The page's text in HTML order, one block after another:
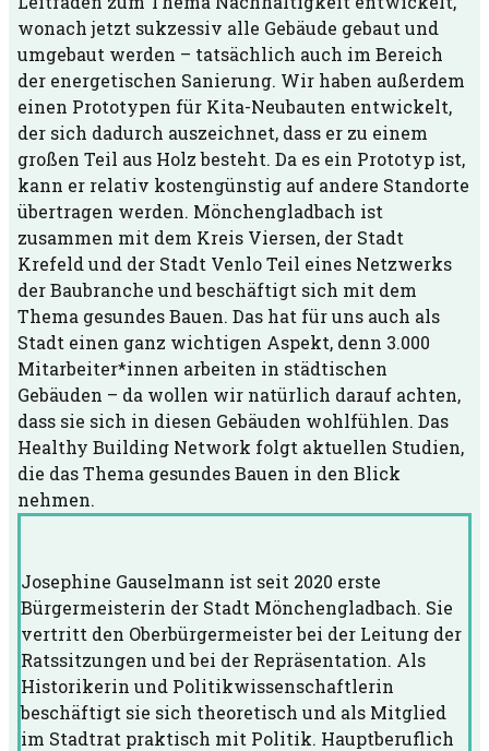
wonach jetzt sukzessiv alle Gebäude gebaut und
umgebaut werden – tatsächlich auch im Bereich
der energetischen Sanierung. Wir haben außerdem
einen Prototypen für Kita-Neubauten entwickelt,
der sich dadurch auszeichnet, dass er zu einem
großen Teil aus Holz besteht. Da es ein Prototyp ist,
kann er relativ kostengünstig auf andere Standorte
übertragen werden. Mönchengladbach ist
zusammen mit dem Kreis Viersen, der Stadt
Krefeld und der Stadt Venlo Teil eines Netzwerks
der Baubranche und beschäftigt sich mit dem
Thema gesundes Bauen. Das hat für uns auch als
Stadt einen ganz wichtigen Aspekt, denn 3.000
Mitarbeiter*innen arbeiten in städtischen
Gebäuden – da wollen wir natürlich darauf achten,
dass sie sich in diesen Gebäuden wohlfühlen. Das
Healthy Building Network folgt aktuellen Studien,
die das Thema gesundes Bauen in den Blick
nehmen.
Josephine Gauselmann ist seit 2020 erste
Bürgermeisterin der Stadt Mönchengladbach. Sie
vertritt den Oberbürgermeister bei der Leitung der
Ratssitzungen und bei der Repräsentation. Als
Historikerin und Politikwissenschaftlerin
beschäftigt sie sich theoretisch und als Mitglied
im Stadtrat praktisch mit Politik. Hauptberuflich